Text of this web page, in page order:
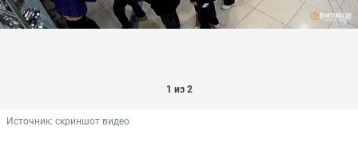
1 из 2
Источник: скриншот видео